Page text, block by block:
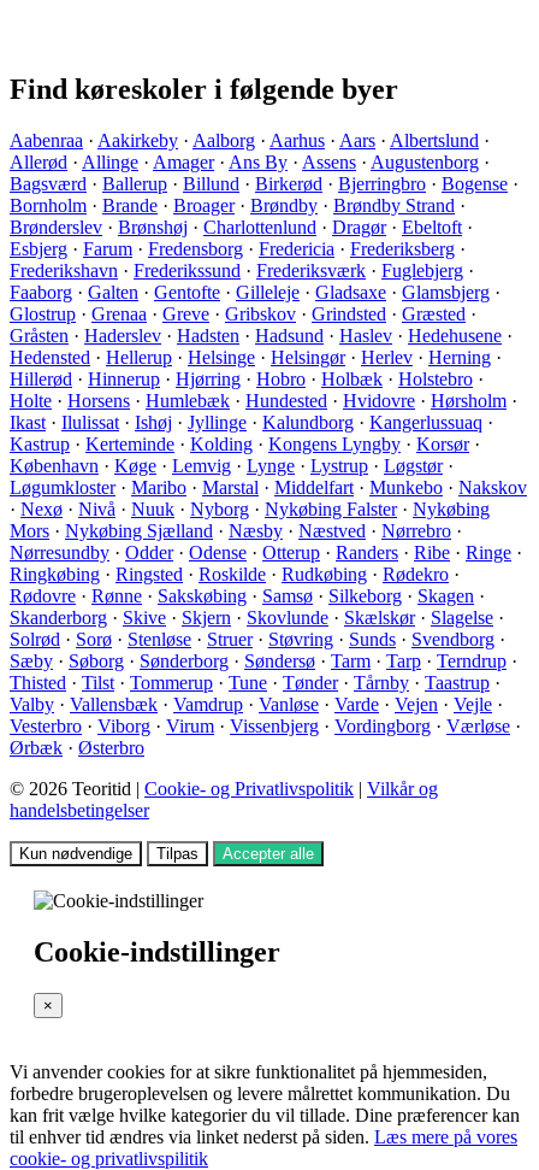
Find køreskoler i følgende byer
Aabenraa · Aakirkeby · Aalborg · Aarhus · Aars · Albertslund ·
Allerød · Allinge · Amager· Ans By · Assens · Augustenborg ·
Bagsværd · Ballerup · Billund · Birkerød · Bjerringbro · Bogense ·
Bornholm · Brande · Broager· Brøndby · Brøndby Strand ·
Brønderslev · Brønshøj · Charlottenlund · Dragør· Ebeltoft ·
Esbjerg · Farum · Fredensborg · Fredericia · Frederiksberg ·
Frederikshavn · Frederikssund · Frederiksværk · Fuglebjerg ·
Faaborg · Galten · Gentofte · Gilleleje · Gladsaxe · Glamsbjerg ·
Glostrup · Grenaa · Greve · Gribskov · Grindsted · Græsted ·
Gråsten · Haderslev · Hadsten · Hadsund · Haslev · Hedehusene ·
Hedensted · Hellerup · Helsinge · Helsingør· Herlev · Herning ·
Hillerød · Hinnerup · Hjørring · Hobro · Holbæk · Holstebro ·
Holte · Horsens · Humlebæk · Hundested · Hvidovre · Hørsholm ·
Ikast · Ilulissat · Ishøj · Jyllinge · Kalundborg · Kangerlussuaq ·
Kastrup · Kerteminde · Kolding · Kongens Lyngby · Korsør·
København · Køge · Lemvig · Lynge · Lystrup · Løgstør·
Løgumkloster· Maribo · Marstal · Middelfart · Munkebo · Nakskov
· Nexø · Nivå · Nuuk · Nyborg · Nykøbing Falster· Nykøbing
Mors · Nykøbing Sjælland · Næsby · Næstved · Nørrebro ·
Nørresundby · Odder· Odense · Otterup · Randers · Ribe · Ringe ·
Ringkøbing · Ringsted · Roskilde · Rudkøbing · Rødekro ·
Rødovre · Rønne · Sakskøbing · Samsø · Silkeborg · Skagen ·
Skanderborg · Skive · Skjern · Skovlunde · Skælskør· Slagelse ·
Solrød · Sorø · Stenløse · Struer· Støvring · Sunds · Svendborg ·
Sæby · Søborg · Sønderborg · Søndersø · Tarm · Tarp · Terndrup ·
Thisted · Tilst · Tommerup · Tune · Tønder· Tårnby · Taastrup ·
Valby · Vallensbæk · Vamdrup · Vanløse · Varde · Vejen · Vejle ·
Vesterbro · Viborg · Virum · Vissenbjerg · Vordingborg · Værløse ·
Ørbæk · Østerbro
© 2026 Teoritid | Cookie- og Privatlivspolitik | Vilkår og
handelsbetingelser
Kun nødvendige Tilpas Accepter alle
Cookie-indstillinger
×
Vi anvender cookies for at sikre funktionalitet på hjemmesiden,
forbedre brugeroplevelsen og levere målrettet kommunikation. Du
kan frit vælge hvilke kategorier du vil tillade. Dine præferencer kan
til enhver tid ændres via linket nederst på siden. Læs mere på vores
cookie- og privatlivspilitik